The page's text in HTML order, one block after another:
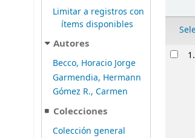
Limitar a registros con
ítems disponibles
Autores
Becco, Horacio Jorge
Garmendia, Hermann
Gómez R., Carmen
Colecciones
Colección general
1.